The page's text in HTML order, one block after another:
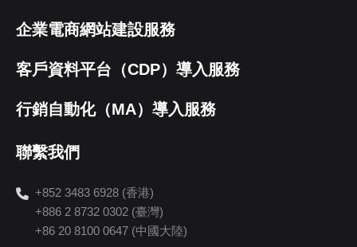
企業電商網站建設服務
客戶資料平台（CDP）導入服務
行銷自動化（MA）導入服務
聯繫我們
+852 3483 6928 (香港)
+886 2 8732 0302 (臺灣)
+86 20 8100 0647 (中國大陸)